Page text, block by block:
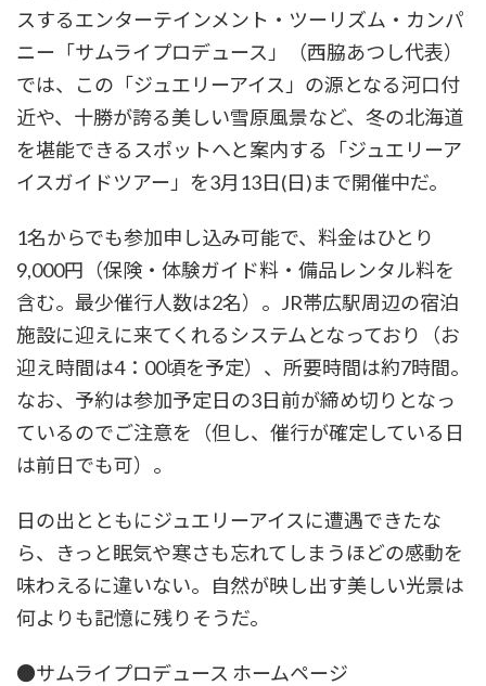
スするエンターテインメント・ツーリズム・カンパ
ニー「サムライプロデュース」（西脇あつし代表）
では、この「ジュエリーアイス」の源となる河口付
近や、十勝が誇る美しい雪原風景など、冬の北海道
を堪能できるスポットへと案内する「ジュエリーア
イスガイドツアー」を3月13日(日)まで開催中だ。
1名からでも参加申し込み可能で、料金はひとり
9,000円（保険・体験ガイド料・備品レンタル料を
含む。最少催行人数は2名）。JR帯広駅周辺の宿泊
施設に迎えに来てくれるシステムとなっており（お
迎え時間は4：00頃を予定）、所要時間は約7時間。
なお、予約は参加予定日の3日前が締め切りとなっ
ているのでご注意を（但し、催行が確定している日
は前日でも可）。
日の出とともにジュエリーアイスに遭遇できたな
ら、きっと眠気や寒さも忘れてしまうほどの感動を
味わえるに違いない。自然が映し出す美しい光景は
何よりも記憶に残りそうだ。
●サムライプロデュース ホームページ